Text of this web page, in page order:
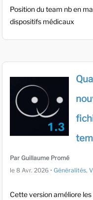
Position du team nb en
dispositifs médicaux
Par Guillaume Promé
le 8 Avr. 2026 • Généralités,
Cette version améliore